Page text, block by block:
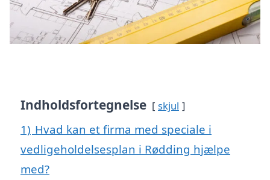
Indholdsfortegnelse skjul
1) Hvad kan et firma med speciale i
vedligeholdelsesplan i Rødding hjælpe
med?